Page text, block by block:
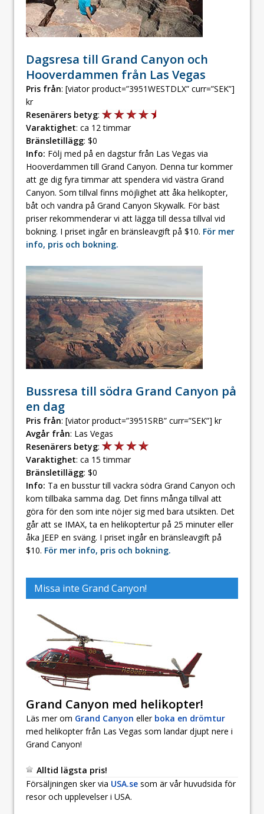
Dagsresa till Grand Canyon och
Hooverdammen från Las Vegas
Pris från: [viator product=”3951WESTDLX” curr=”SEK”]
kr
Resenärers betyg:
Varaktighet: ca 12 timmar
Bränsletillägg: $0
Info: Följ med på en dagstur från Las Vegas via
Hooverdammen till Grand Canyon. Denna tur kommer
att ge dig fyra timmar att spendera vid västra Grand
Canyon. Som tillval finns möjlighet att åka helikopter,
båt och vandra på Grand Canyon Skywalk. För bäst
priser rekommenderar vi att lägga till dessa tillval vid
bokning. I priset ingår en bränsleavgift på $10. För mer
info, pris och bokning.
Bussresa till södra Grand Canyon på
en dag
Pris från: [viator product=”3951SRB” curr=”SEK”] kr
Avgår från: Las Vegas
Resenärers betyg:
Varaktighet: ca 15 timmar
Bränsletillägg: $0
Info: Ta en busstur till vackra södra Grand Canyon och
kom tillbaka samma dag. Det finns många tillval att
göra för den som inte nöjer sig med bara utsikten. Det
går att se IMAX, ta en helikoptertur på 25 minuter eller
åka JEEP en sväng. I priset ingår en bränsleavgift på
$10. För mer info, pris och bokning.
Missa inte Grand Canyon!
Grand Canyon med helikopter!
Läs mer om Grand Canyon eller boka en drömtur
med helikopter från Las Vegas som landar djupt nere i
Grand Canyon!
Alltid lägsta pris!
Försäljningen sker via USA.se som är vår huvudsida för
resor och upplevelser i USA.